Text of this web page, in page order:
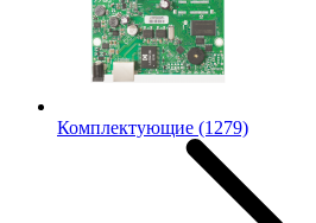
Комплектующие (1279)